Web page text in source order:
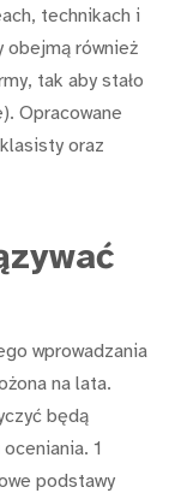
technikach i
obejmą również
tak aby stało
Opracowane
oraz
wprowadzania
na lata.
będą
1
podstawy